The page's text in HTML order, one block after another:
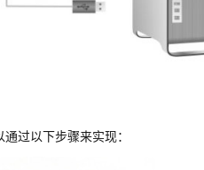
过以下步骤来实现：